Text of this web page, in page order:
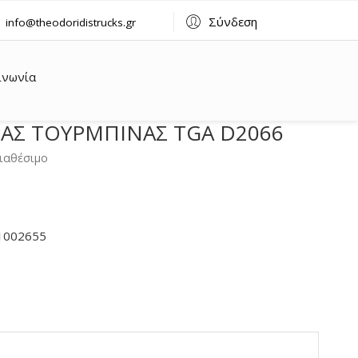
info@theodoridistrucks.gr Σύνδεση
ΤΟΥΡΜΠΙΝΑΣ TGA D2066